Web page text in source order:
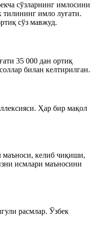
сўзларнинг имлосини
имло луғати.
сўз мавжуд.
35 000 дан ортиқ
билан келтирилган.
Ҳар бир мақол
маъноси, келиб чиқиши,
исмлари маъносини
расмлар. Ўзбек